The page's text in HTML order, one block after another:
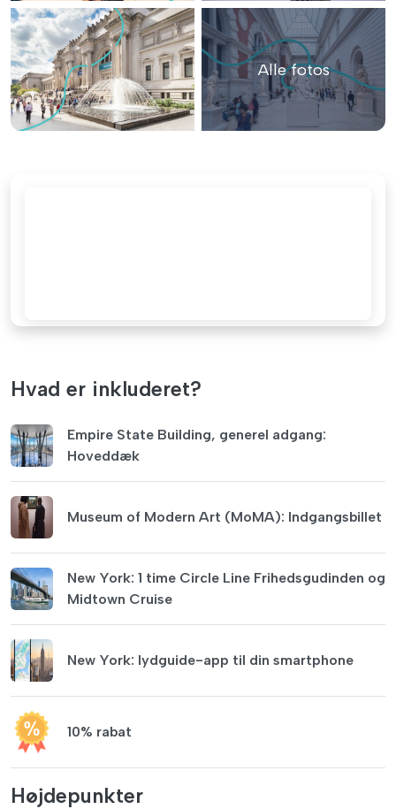
Alle fotos
Hvad er inkluderet?
Empire State Building, generel adgang:
Hoveddæk
Museum of Modern Art (MoMA): Indgangsbillet
New York: 1 time Circle Line Frihedsgudinden og
Midtown Cruise
New York: lydguide-app til din smartphone
10% rabat
Højdepunkter